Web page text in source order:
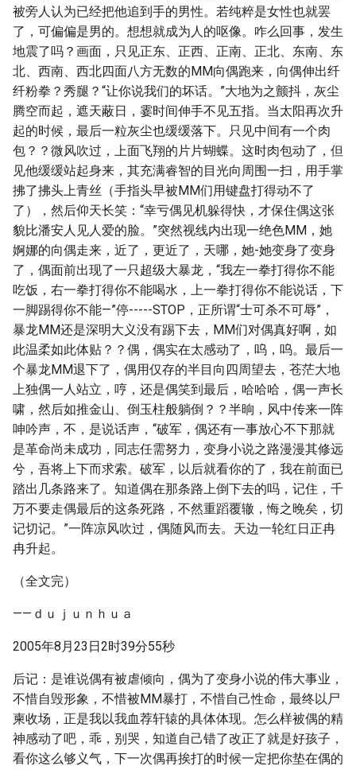
被旁人认为已经把他追到手的男性。若纯粹是女性也就罢
了，可偏偏是男的。想想就成为人的呕像。咋么回事，发生
地震了吗？画面，只见正东、正西、正南、正北、东南、东
北、西南、西北四面八方无数的MM向偶跑来，向偶伸出纤
纤粉拳？秀腿？“让你说我们的坏话。”大地为之颤抖，灰尘
腾空而起，遮天蔽日，霎时间伸手不见五指。当太阳再次升
起的时候，最后一粒灰尘也缓缓落下。只见中间有一个肉
包？？微风吹过，上面飞翔的片片蝴蝶。这时肉包动了，但
见他缓缓站起身来，其充满睿智的目光向周围一扫，用手掌
拂了拂头上青丝（手指头早被MM们用键盘打得动不了
了），然后仰天长笑：“幸亏偶见机躲得快，才保住偶这张
貌比潘安人见人爱的脸。”突然视线内出现一绝色MM，她
婀娜的向偶走来，近了，更近了，天哪，她-她变身了变身
了，偶面前出现了一只超级大暴龙，“我左一拳打得你不能
吃饭，右一拳打得你不能喝水，上一拳打得你不能说话，下
一脚踢得你不能—”停-----STOP，正所谓“士可杀不可辱”，
暴龙MM还是深明大义没有踢下去，MM们对偶真好啊，如
此温柔如此体贴？？偶，偶实在太感动了，呜，呜。最后一
个暴龙MM退下了，偶用仅存的半目向四周望去，苍茫大地
上独偶一人站立，哼，还是偶笑到最后，哈哈哈，偶一声长
啸，然后如推金山、倒玉柱般躺倒？？半晌，风中传来一阵
呻吟声，不，是说话声，“破军，偶还有一事放心不下那就
是革命尚未成功，同志任需努力，变身小说之路漫漫其修远
兮，吾将上下而求索。破军，以后就看你的了，我在前面已
踏出几条路来了。知道偶在那条路上倒下去的吗，记住，千
万不要走偶最后的这条死路，不然重蹈覆辙，悔之晚矣，切
记切记。”一阵凉风吹过，偶随风而去。天边一轮红日正冉
冉升起。
（全文完）
——ｄｕｊｕｎｈｕａ
2005年8月23日2时39分55秒
后记：是谁说偶有被虐倾向，偶为了变身小说的伟大事业，
不惜自毁形象，不惜被MM暴打，不惜自己性命，最终以尸
柬收场，正是我以我血荐轩辕的具体体现。怎么样被偶的精
神感动了吧，乖，别哭，知道自己错了改正了就是好孩子，
看你这么够义气，下一次偶再挨打的时候一定把你垫在偶的